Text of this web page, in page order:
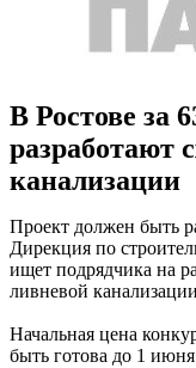
В Ростове за
разработают
канализации
Проект должен быть
Дирекция по
ищет подрядчика на
ливневой
Начальная цена
быть готова до 1